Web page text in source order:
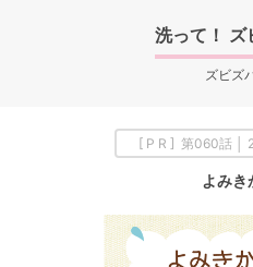
洗って！ ズ
ズビズ
[ P R ] 第060話 │
よみき